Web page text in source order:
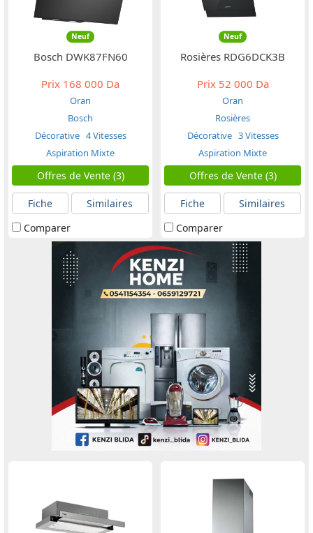
Neuf
Bosch DWK87FN60
Prix 168 000 Da
Oran
Bosch
Décorative 4 Vitesses
Aspiration Mixte
Offres de Vente (3)
Fiche
Similaires
Comparer
Neuf
Rosières RDG6DCK3B
Prix52 000 Da
Oran
Rosières
Décorative 3 Vitesses
Aspiration Mixte
Offres de Vente (3)
Fiche
Similaires
Comparer